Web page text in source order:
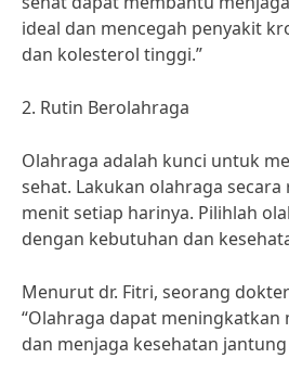
ideal dan mencegah penyakit
dan kolesterol tinggi.”
2. Rutin Berolahraga
Olahraga adalah kunci untuk
sehat. Lakukan olahraga
menit setiap harinya. Pilihlah
dengan kebutuhan dan
Menurut dr. Fitri, seorang
“Olahraga dapat
dan menjaga kesehatan